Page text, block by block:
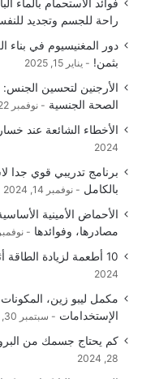
و
ك
فوائد الاستحمام بالماء
راحة للجسم وتجديد
دور المغنيسيوم في بناء
بثمن!
يناير 15, 2025
الأرجنين لتحسين الجنس:
الصحة الجنسية
نوفمبر 22, 2024
الأخطاء الشائعة عند
2024
برنامج تدريبي قوي جدا
بالكامل
نوفمبر 14, 2024
مصادرها، وفوائدها
نوفمبر 4, 2024
10 أطعمة لزيادة الطاقة أثناء التدريب
2024
مكمل ليبو زين، المكونات،
الإستخدامات
سبتمبر 30, 2024
كم يحتاج جسمك من
28, 2024